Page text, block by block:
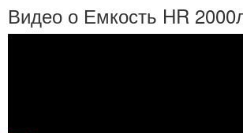
Видео о Емкость HR